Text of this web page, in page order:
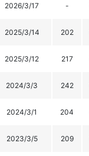
2026/3/17 -
2025/3/14 202
2025/3/12 217
2024/3/3 242
2024/3/1 204
2023/3/5 209